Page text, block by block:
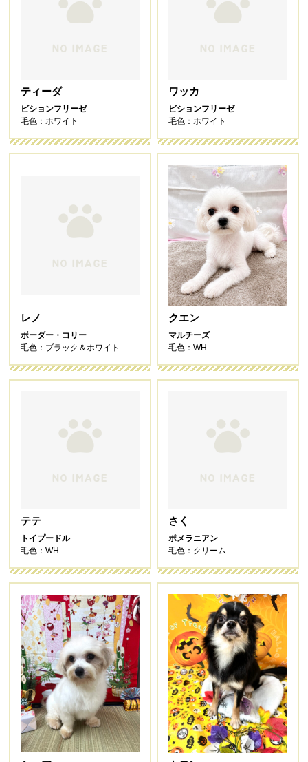
ティーダ
ビションフリーゼ
毛色：ホワイト
ワッカ
ビションフリーゼ
毛色：ホワイト
レノ
ボーダー・コリー
毛色：ブラック＆ホワイト
クエン
マルチーズ
毛色：WH
テテ
トイプードル
毛色：WH
さく
ポメラニアン
毛色：クリーム